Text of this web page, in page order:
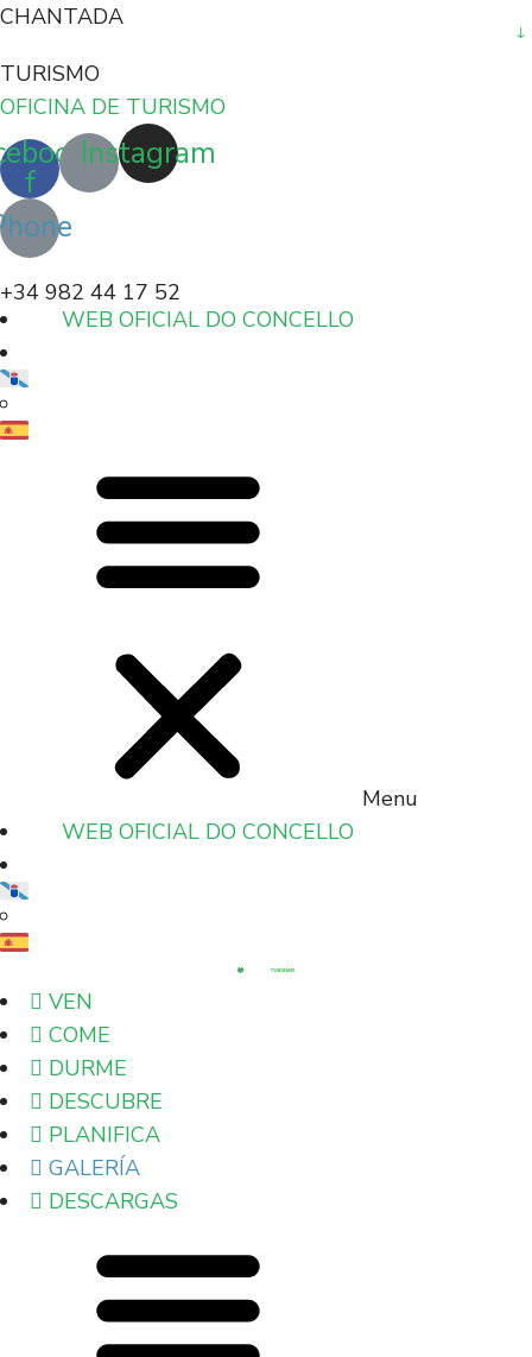
CHANTADA
TURISMO
OFICINA DE TURISMO
f
Instagram
+34 982 44 17 52
WEB OFICIAL DO CONCELLO
Menu
WEB OFICIAL DO CONCELLO
VEN
COME
DURME
DESCUBRE
PLANIFICA
GALERÍA
DESCARGAS